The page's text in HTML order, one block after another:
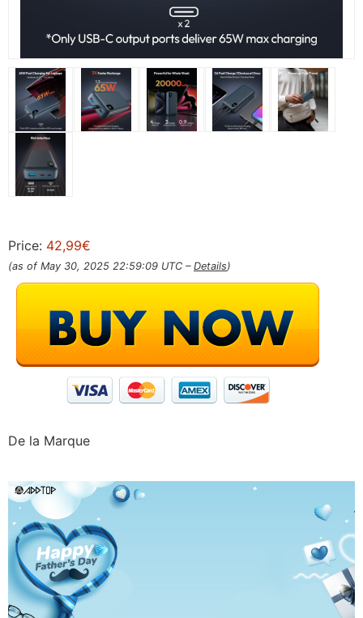
Price: 42,99€
(as of May 30, 2025 22:59:09 UTC – Details)
De la Marque